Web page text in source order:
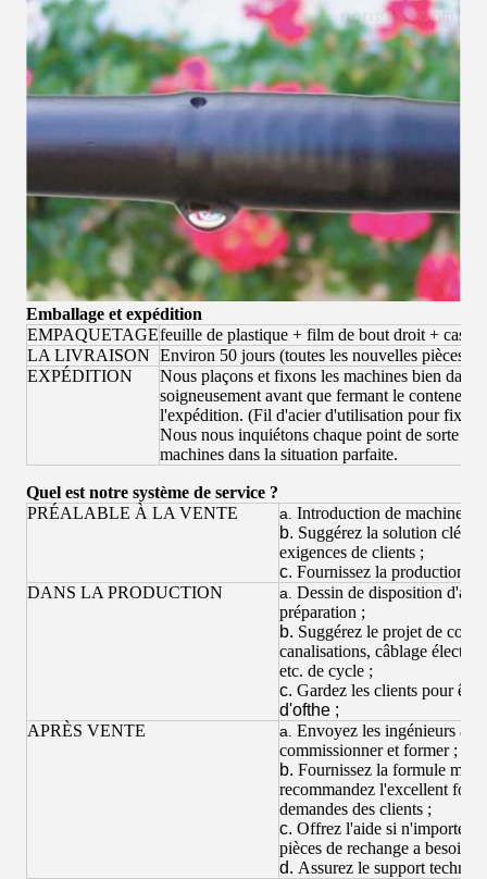
Emballage et expédition
EMPAQUETAGEfeuille de plastique + film de bout droit + cas
LA LIVRAISON Environ 50 jours (toutes les nouvelles pièces)
EXPÉDITION
Nous plaçons et fixons les machines bien dans
soigneusement avant que fermant le conteneur
l'expédition. (Fil d'acier d'utilisation pour fixer
Nous nous inquiétons chaque point de sorte
machines dans la situation parfaite.
Quel est notre système de service ?
PRÉALABLE À LA VENTE
a. Introduction de machine
b. Suggérez la solution clés
exigences de clients ;
c. Fournissez la production
DANS LA PRODUCTION
a. Dessin de disposition
préparation ;
b. Suggérez le projet de
canalisations, câblage
etc. de cycle ;
c. Gardez les clients pour
d'ofthe ;
APRÈS VENTE
a. Envoyez les ingénieurs à
commissionner et former ;
b. Fournissez la formule
recommandez l'excellent
demandes des clients ;
c. Offrez l'aide si n'importe
pièces de rechange a besoin
d. Assurez le support